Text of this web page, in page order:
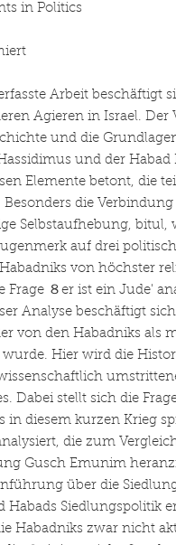
in Politics
Arbeit beschäftigt
Agieren in Israel. Der
und die
und der
Elemente betont, die
Besonders die
Selbstaufhebung, bitul,
auf drei
von höchster
Frage ８er ist ein Jude'
Analyse beschäftigt
von den Habadniks als
Hier wird die
Dabei stellt sich die
in diesem kurzen Krieg
die zum
Gusch Emunim
über die
Habads Siedlungspolitik
Habadniks zwar nicht